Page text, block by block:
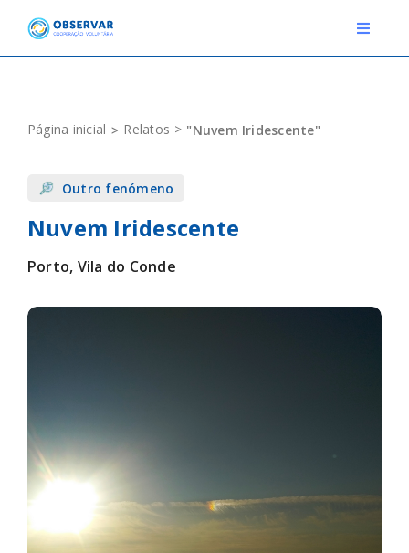
content
Toggle
EVENTOS
DEFINIÇÕES
F.A.Q.
Página inicial Relatos "Nuvem Iridescente"
Outro fenómeno
Nuvem Iridescente
Porto, Vila do Conde